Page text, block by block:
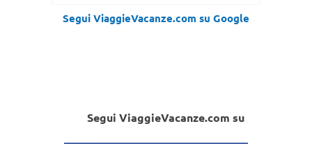
Segui ViaggieVacanze.com su Google
Segui ViaggieVacanze.com su